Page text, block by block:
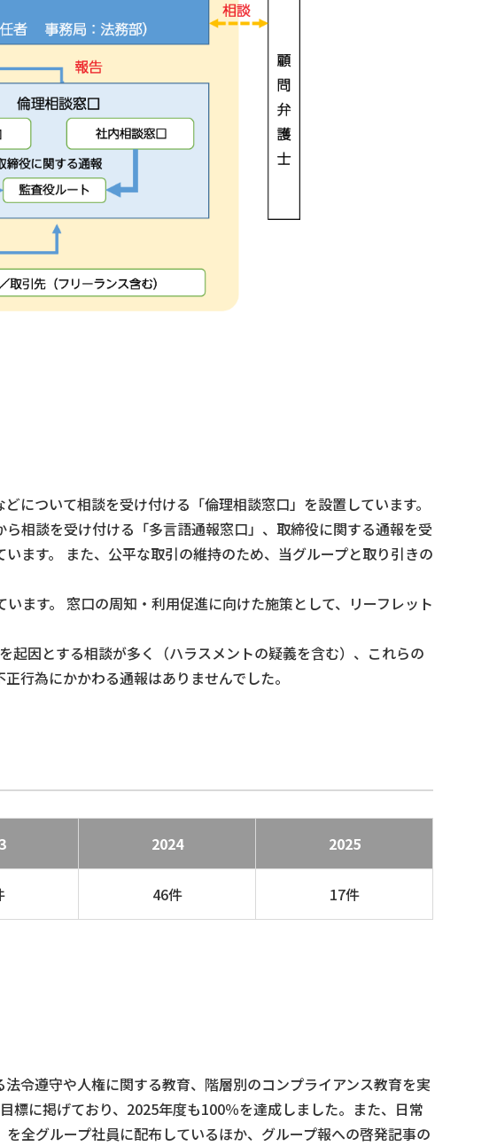
について相談を受け付ける「倫理相談窓口」を設置しています。
相談を受け付ける「多言語通報窓口」、取締役に関する通報を受
ます。 また、公平な取引の維持のため、当グループと取り引きの
ます。 窓口の周知・利用促進に向けた施策として、リーフレット
因とする相談が多く（ハラスメントの疑義を含む）、これらの
行為にかかわる通報はありませんでした。
2024 2025
46件 17件
令遵守や人権に関する教育、階層別のコンプライアンス教育を実
標に掲げており、2025年度も100％を達成しました。また、日常
全グループ社員に配布しているほか、グループ報への啓発記事の